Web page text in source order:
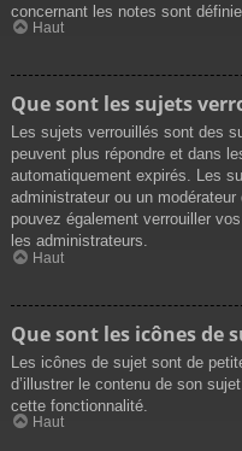
concernant les notes sont
Haut
Que sont les sujets
Les sujets verrouillés sont des
peuvent plus répondre et dans
automatiquement expirés. Les
administrateur ou un
pouvez également verrouiller
les administrateurs.
Haut
Que sont les icônes de
Les icônes de sujet sont de
d’illustrer le contenu de son
cette fonctionnalité.
Haut